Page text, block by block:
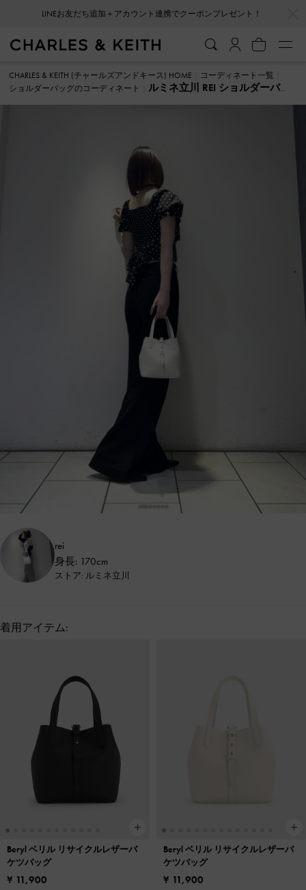
LINEお友だち追加＋アカウント連携でクーポンプレゼント！
CHARLES & KEITH (チャールズアンドキース) HOME
コーディネート一覧
ショルダーバッグのコーディネート
ルミネ立川 REI ショルダーバッ
rei
身長: 170cm
ストア: ルミネ立川
着用アイテム:
Beryl ベリル リサイクルレザーバ
ケツバッグ
¥ 11,900
Beryl ベリル リサイクルレザーバ
ケツバッグ
¥ 11,900